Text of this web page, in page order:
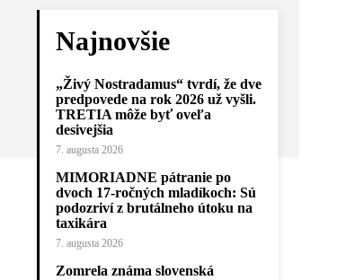
Najnovšie
„Živý Nostradamus“ tvrdí, že dve
predpovede na rok 2026 už vyšli.
TRETIA môže byť oveľa
desivejšia
7. augusta 2026
MIMORIADNE pátranie po
dvoch 17-ročných mladíkoch: Sú
podozriví z brutálneho útoku na
taxikára
7. augusta 2026
Zomrela známa slovenská